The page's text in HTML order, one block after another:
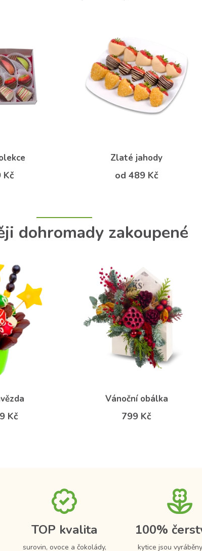
Kč
Zlaté jahody
od 489 Kč
dohromady zakoupené
Kč
Vánoční obálka
799 Kč
TOP kvalita
surovin, ovoce a čokolády,
100%
kytice jsou